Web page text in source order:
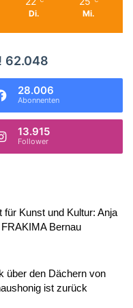
Di. Mi.
62.048
28.006
Abonnenten
13.915
Follower
für Kunst und Kultur: Anja
Bernau
über den Dächern von
ist zurück